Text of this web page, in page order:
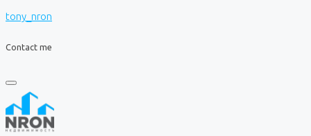
tony_nron
Contact me